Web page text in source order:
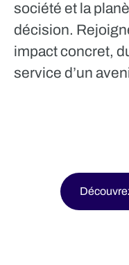
société et la
décision.
impact concret,
service d’un